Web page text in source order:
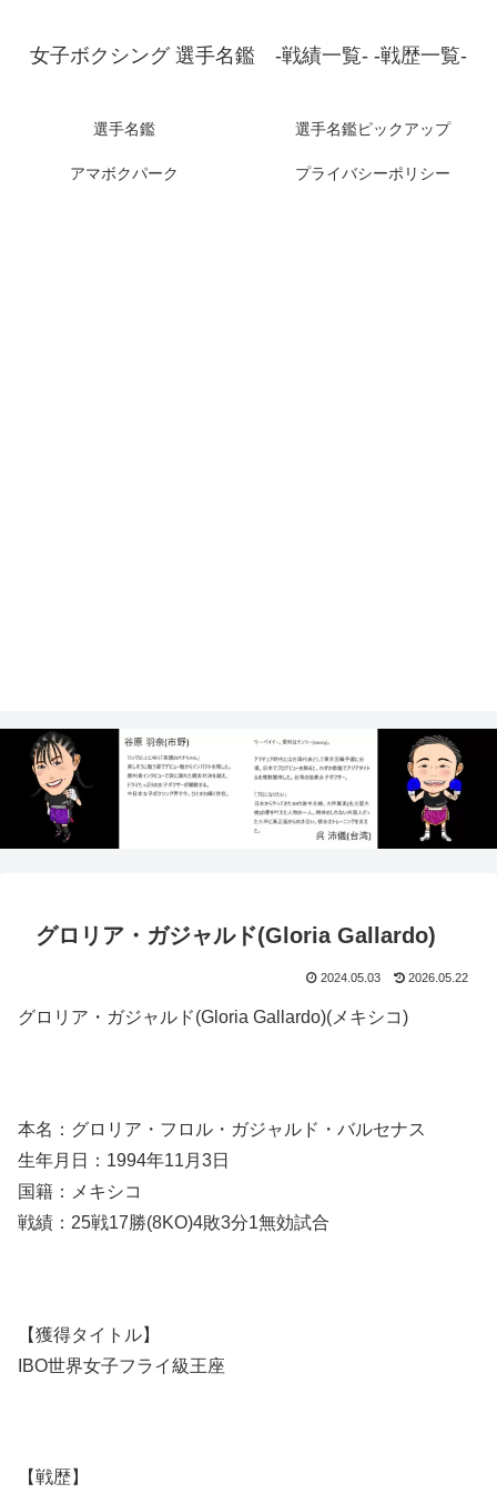
女子ボクシング 選手名鑑 -戦績一覧- -戦歴一覧-
選手名鑑 選手名鑑ピックアップ
アマボクパーク プライバシーポリシー
グロリア・ガジャルド(Gloria Gallardo)
2024.05.03 2026.05.22
グロリア・ガジャルド(Gloria Gallardo)(メキシコ)
本名：グロリア・フロル・ガジャルド・バルセナス
生年月日：1994年11月3日
国籍：メキシコ
戦績：25戦17勝(8KO)4敗3分1無効試合
【獲得タイトル】
IBO世界女子フライ級王座
【戦歴】